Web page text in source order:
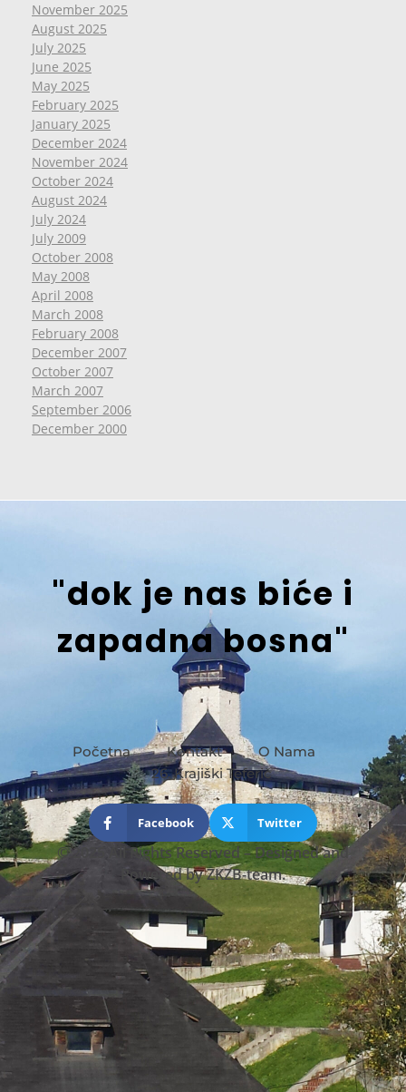
November 2025
August 2025
July 2025
June 2025
May 2025
February 2025
January 2025
December 2024
November 2024
October 2024
August 2024
July 2024
July 2009
October 2008
May 2008
April 2008
March 2008
February 2008
December 2007
October 2007
March 2007
September 2006
December 2000
"dok je nas biće i
zapadna bosna"
Početna Kontakt
O Nama
26. Krajiški Teferič
Facebook Twitter
© 2025 All Rights Reserved–Designed and
Powered byZKZB-team.